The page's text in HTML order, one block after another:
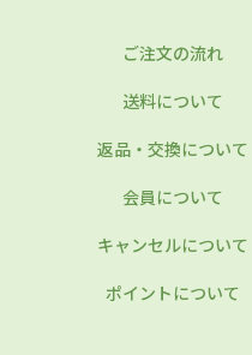
ご注文の流れ
送料について
返品・交換について
会員について
キャンセルについて
ポイントについて